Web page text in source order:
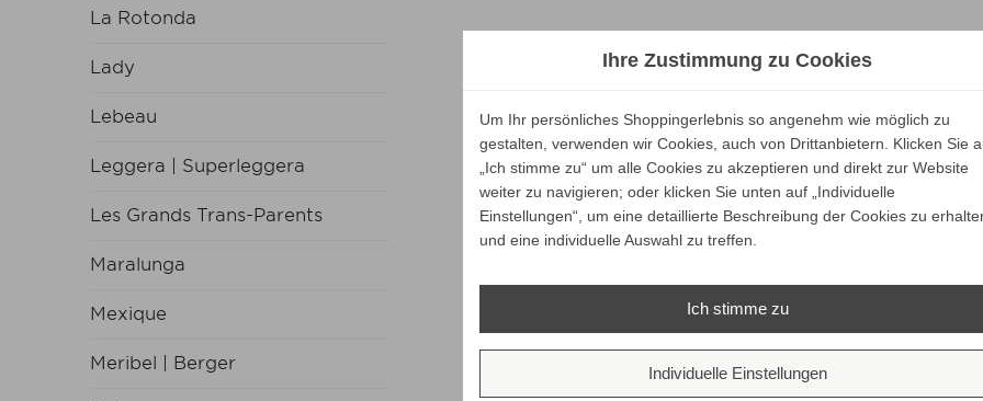
La Rotonda
Lady
Lebeau
Leggera | Superleggera
Les Grands Trans-Parents
Maralunga
Mexique
Meribel | Berger
Ihre Zustimmung zu Cookies
Um Ihr persönliches Shoppingerlebnis so angenehm wie möglich zu
gestalten, verwenden wir Cookies, auch von Drittanbietern. Klicken Sie
„Ich stimme zu“ um alle Cookies zu akzeptieren und direkt zur Website
weiter zu navigieren; oder klicken Sie unten auf „Individuelle
Einstellungen“, um eine detaillierte Beschreibung der Cookies zu
und eine individuelle Auswahl zu treffen.
Ich stimme zu
Individuelle Einstellungen